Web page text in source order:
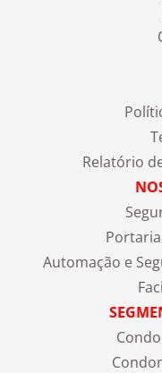
Relatório
Portaria
Automação e